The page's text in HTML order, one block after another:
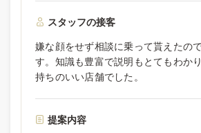
スタッフの接客
嫌な顔をせず相談に乗って貰えたの
す。知識も豊富で説明もとてもわか
持ちのいい店舗でした。
提案内容